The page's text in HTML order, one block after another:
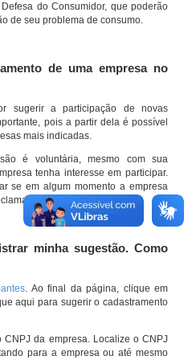
do Consumidor, que poderão
de seu problema de consumo.
de uma empresa no
sugerir a participação de novas
pois a partir dela é possível
mais indicadas.
é voluntária, mesmo com sua
tenha interesse em participar.
se em algum momento a empresa
por meio do site.
minha sugestão. Como
. Ao final da página, clique em
aqui para sugerir o cadastramento
da empresa. Localize o CNPJ
para a empresa ou até mesmo